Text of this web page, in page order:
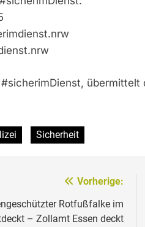
übermittelt
Sicherheit
Vorherige:
Rotfußfalke im
– Zollamt Essen deckt